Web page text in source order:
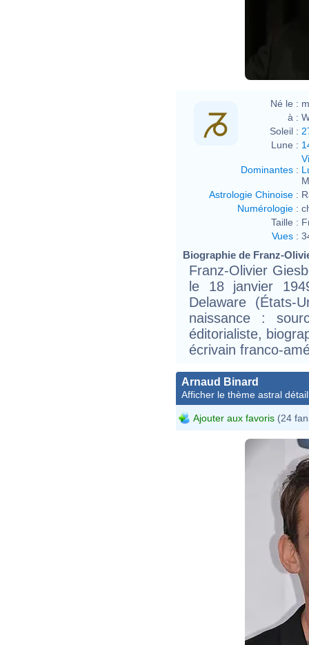
Né le :
à :
Soleil :
Lune :
Dominantes :
Astrologie Chinoise :
Numérologie :
Taille :
Vues :
Biographie de Franz-
Franz-Olivier
le 18 janvier
Delaware (États-
naissance :
éditorialiste,
écrivain franco-
Arnaud Binard
Afficher le thème astral
Ajouter aux favoris (24